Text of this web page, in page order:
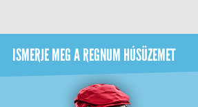
ISMERJE MEG A REGNUM HÚSÜZEMET